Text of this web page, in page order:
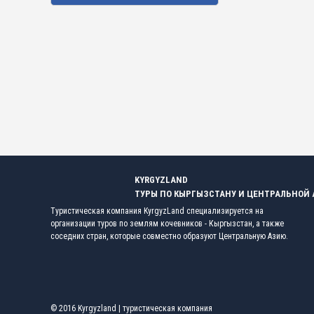
KYRGYZLAND
ТУРЫ ПО КЫРГЫЗСТАНУ И ЦЕНТРАЛЬНОЙ
Туристическая компания KyrgyzLand специализируется на
организации туров по землям кочевников - Кыргызстан, а также
соседних стран, которые совместно образуют Центральную Азию.
© 2016 Kyrgyzland | туристическая компания